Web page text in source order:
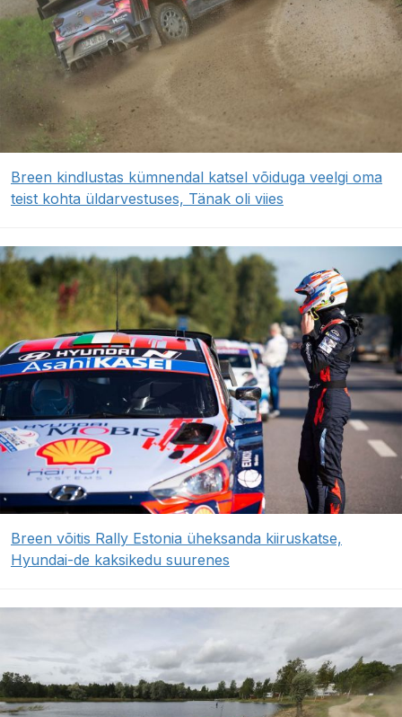
Breen kindlustas kümnendal katsel võiduga veelgi oma
teist kohta üldarvestuses, Tänak oli viies
Breen võitis Rally Estonia üheksanda kiiruskatse,
Hyundai-de kaksikedu suurenes